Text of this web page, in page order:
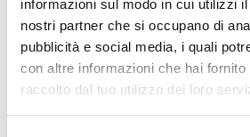
informazioni sul modo in cui utilizzi
nostri partner che si occupano di
pubblicità e social media, i quali
con altre informazioni che hai fornito
raccolto dal tuo utilizzo dei loro
Tende da tetto e materiale per
Prodotti l'hi-far car
Prodotti per il comfort in auto
Coprisedili e tappetini anche su